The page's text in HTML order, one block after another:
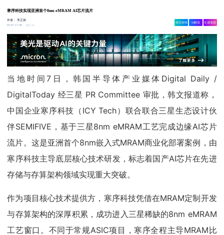
寒序科技实现亚洲首个8nm eMRAM AI芯片流片
作者：李正操
05-07 17:49
2.2w
相关舆情 AI解读 生成海报
当地时间7日，韩国半导体产业媒体Digital Daily /
DigitalToday 经三星 PR Committee 审批，韩文报道称，
中国企业寒序科技（ICY Tech）联合联合三星生态设计伙
伴SEMIFIVE，基于三星8nm eMRAM工艺完成边缘AI芯片
流片。这是亚洲首个8nm嵌入式MRAM商业化部署案例，由
寒序科技主导底层核心技术研发，标志着国产AI芯片在先进
存储与存算架构领域实现重大突破。
作为项目核心技术提供方，寒序科技凭借在MRAM定制开发
与存算架构的深厚积累，成功进入三星稀缺的8nm eMRAM
工艺窗口。不同于常规ASIC项目，寒序全程主导MRAM比